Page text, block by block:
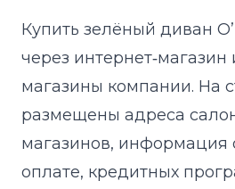
Купить зелёный диван
через
магазины компании. На
размещены адреса
магазинов, информация
оплате, кредитных